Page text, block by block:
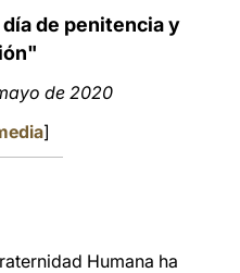
de penitencia y
de 2020
]
Humana ha